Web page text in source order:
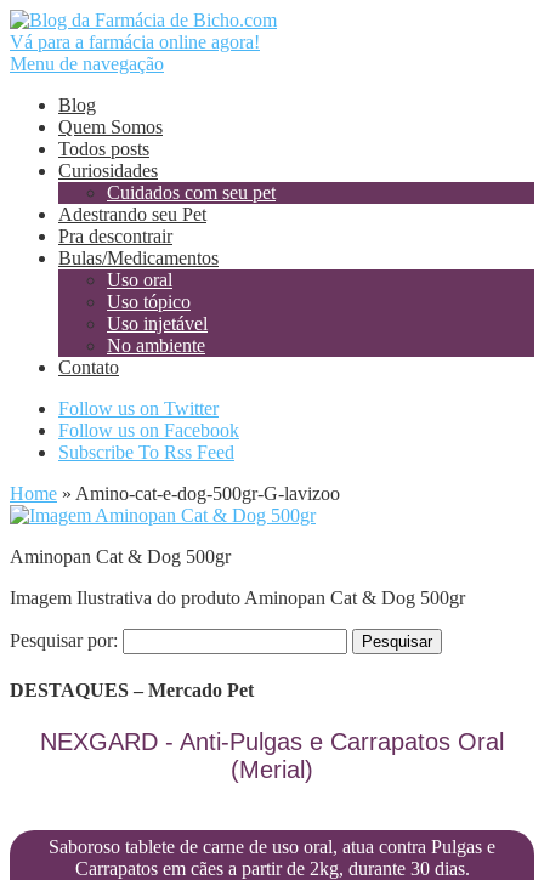
Vá para a farmácia online agora!
Menu de navegação
Blog
Quem Somos
Todos posts
Curiosidades
Cuidados com seu pet
Adestrando seu Pet
Pra descontrair
Bulas/Medicamentos
Uso oral
Uso tópico
Uso injetável
No ambiente
Contato
Follow us on Twitter
Follow us on Facebook
Subscribe To Rss Feed
Home » Amino-cat-e-dog-500gr-G-lavizoo
Aminopan Cat & Dog 500gr
Imagem Ilustrativa do produto Aminopan Cat & Dog 500gr
Pesquisar por:
DESTAQUES – Mercado Pet
NEXGARD - Anti-Pulgas e Carrapatos Oral
(Merial)
Saboroso tablete de carne de uso oral, atua contra Pulgas e
Carrapatos em cães a partir de 2kg, durante 30 dias.